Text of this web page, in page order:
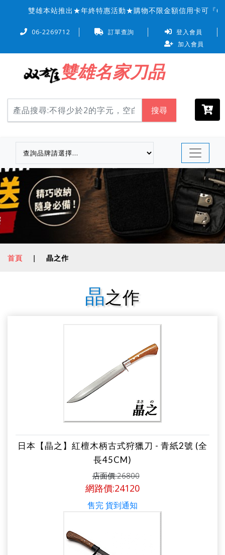
雙雄本站推出★年終特惠活動★購物不限金額信用卡可『6
06-2269712 訂單查詢
登入會員
加入會員
雙雄名家刀品
搜尋
首頁 | 晶之作
晶之作
日本【晶之】紅檀木柄古式狩獵刀 - 青紙2號 (全
長45CM)
店面價:26800
網路價:24120
售完 貨到通知